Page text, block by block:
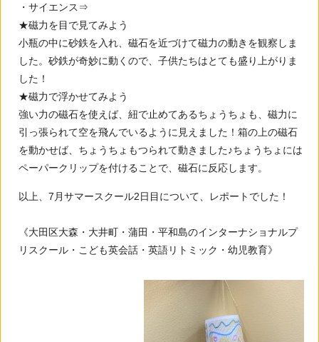
・サイエンス⇒
★磁力を目で見てみよう
小瓶の中に砂鉄を入れ、磁石を近づけて磁力の動きを観察しま
した。砂鉄が奇妙に動くので、子供たちはとても盛り上がりま
した！
★磁力で浮かせてみよう
強い力の磁石を使えば、紐で止めてあるちょうちょも、磁力に
引っ張られて空を飛んでいるように見えました！箱の上の磁石
を動かせば、ちょうちょもつられて動きました♪ちょうちょには
ペーパークリップを付けることで、磁石に反応します。
以上、7月サマースクール2日目について、レポートでした！
《大田区大森・大井町・蒲田・平和島のインターナショナルプ
リスクール・こども英会話・英語リトミック・幼児教育》